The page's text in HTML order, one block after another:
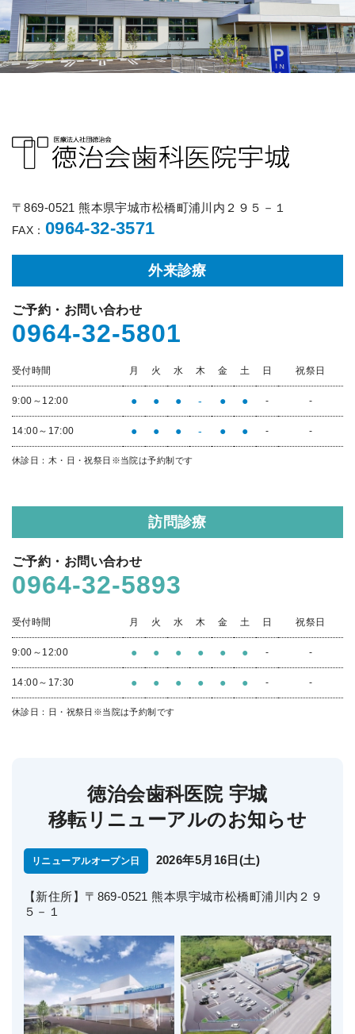
〒869-0521 熊本県宇城市松橋町浦川内２９５－１
FAX： 0964-32-3571
外来診療
ご予約・お問い合わせ
0964-32-5801
受付時間 月 火 水 木 金 土 日 祝祭日
9:00～12:00 ● ● ● - ● ● - -
14:00～17:00 ● ● ● - ● ● - -
休診日：木・日・祝祭日 ※当院は予約制です
訪問診療
ご予約・お問い合わせ
0964-32-5893
受付時間 月 火 水 木 金 土 日 祝祭日
9:00～12:00 ● ● ● ● ● ● - -
14:00～17:30 ● ● ● ● ● ● - -
休診日：日・祝祭日 ※当院は予約制です
徳治会歯科医院 宇城
移転リニューアルのお知らせ
リニューアルオープン日 2026年5月16日(土)
【新住所】〒869-0521 熊本県宇城市松橋町浦川内２９
５－１